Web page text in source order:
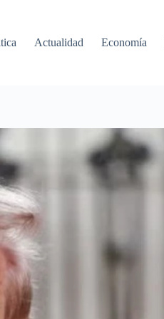
Actualidad Economía